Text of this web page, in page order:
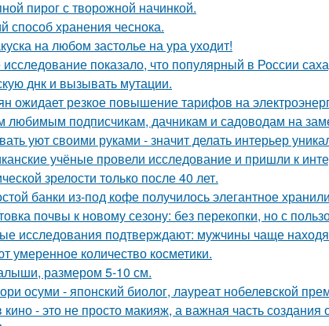
пирог с творожной начинкой.
способ хранения чеснока.
на любом застолье на ура уходит!
показало, что популярный в России
днк и вызывать мутации.
ожидает резкое повышение тарифов на
подписчикам, дачникам и садоводам на
уют своими руками - значит делать интерьер
учёные провели исследование и пришли к
зрелости только после 40 лет.
банки из-под кофе получилось элегантное
почвы к новому сезону: без перекопки, но с
исследования подтверждают: мужчины чаще
умеренное количество косметики.
размером 5-10 см.
осуми - японский биолог, лауреат нобелевской
кино - это не просто макияж, а важная часть создания